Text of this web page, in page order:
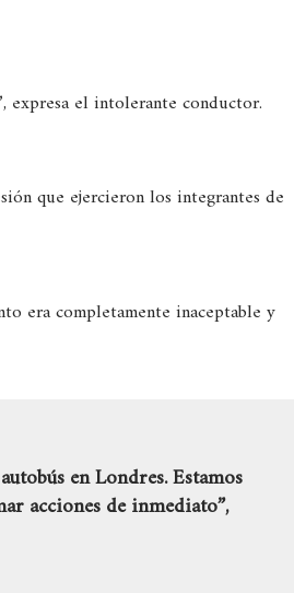
expresa el intolerante conductor.
que ejercieron los integrantes de
era completamente inaceptable y
en Londres. Estamos
acciones de inmediato”,